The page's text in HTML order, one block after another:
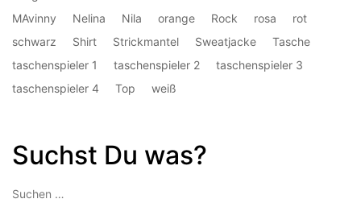
MAvinny
Nelina Nila orange Rock rosa
rot
schwarz
Shirt Strickmantel Sweatjacke
Tasche
taschenspieler 1
taschenspieler 2
taschenspieler 3
taschenspieler 4
Top weiß
Suchst Du was?
Suchen